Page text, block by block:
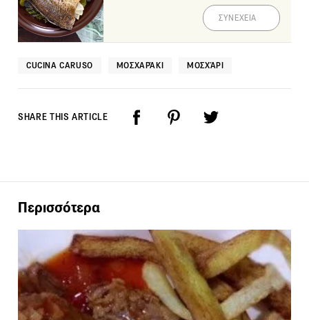
ΣΥΝΕΧΕΙΑ
CUCINA CARUSO ΜΟΣΧΑΡΆΚΙ ΜΟΣΧΆΡΙ
SHARE THIS ARTICLE
Περισσότερα